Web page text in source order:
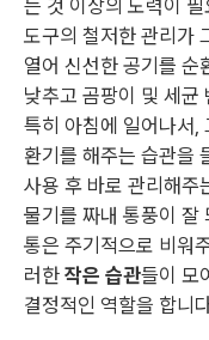
는 것 이상의 노력이
도구의 철저한 관리가
열어 신선한 공기를 순
낮추고 곰팡이 및 세균
특히 아침에 일어나서,
환기를 해주는 습관을
사용 후 바로 관리해주
물기를 짜내 통풍이 잘
통은 주기적으로 비워
러한 작은 습관들이 모
결정적인 역할을 합니